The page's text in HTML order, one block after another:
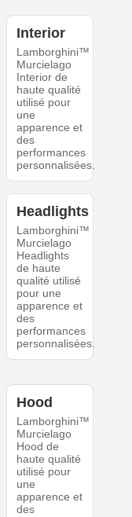
Interior
Lamborghini™
Murcielago
Interior de
haute qualité
utilisé pour
une
apparence et
des
performances
personnalisées.
Headlights
Lamborghini™
Murcielago
Headlights
de haute
qualité utilisé
pour une
apparence et
des
performances
personnalisées.
Hood
Lamborghini™
Murcielago
Hood de
haute qualité
utilisé pour
une
apparence et
des